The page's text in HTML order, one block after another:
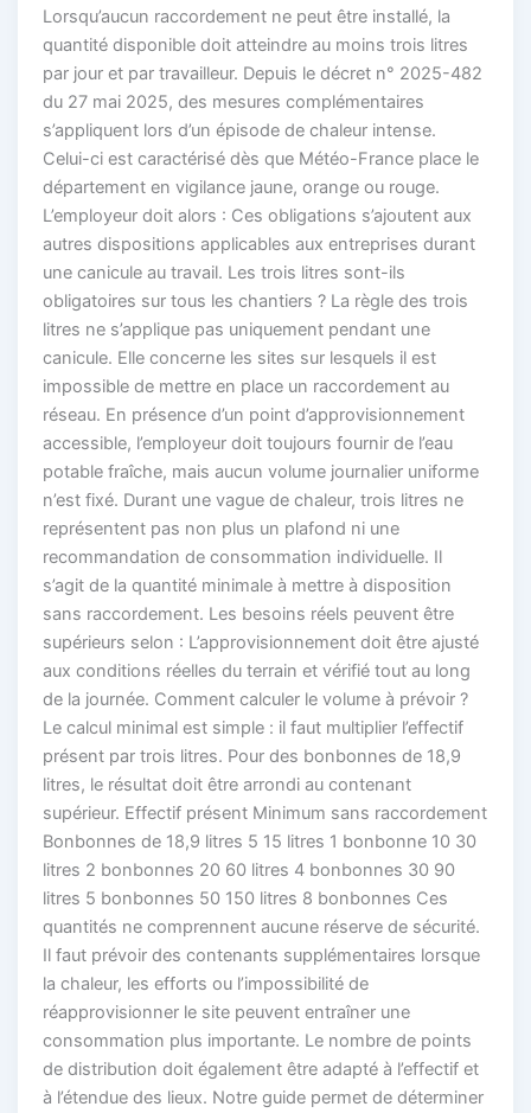
Lorsqu’aucun raccordement ne peut être installé, la
quantité disponible doit atteindre au moins trois litres
par jour et par travailleur. Depuis le décret n° 2025-482
du 27 mai 2025, des mesures complémentaires
s’appliquent lors d’un épisode de chaleur intense.
Celui-ci est caractérisé dès que Météo-France place le
département en vigilance jaune, orange ou rouge.
L’employeur doit alors : Ces obligations s’ajoutent aux
autres dispositions applicables aux entreprises durant
une canicule au travail. Les trois litres sont-ils
obligatoires sur tous les chantiers ? La règle des trois
litres ne s’applique pas uniquement pendant une
canicule. Elle concerne les sites sur lesquels il est
impossible de mettre en place un raccordement au
réseau. En présence d’un point d’approvisionnement
accessible, l’employeur doit toujours fournir de l’eau
potable fraîche, mais aucun volume journalier uniforme
n’est fixé. Durant une vague de chaleur, trois litres ne
représentent pas non plus un plafond ni une
recommandation de consommation individuelle. Il
s’agit de la quantité minimale à mettre à disposition
sans raccordement. Les besoins réels peuvent être
supérieurs selon : L’approvisionnement doit être ajusté
aux conditions réelles du terrain et vérifié tout au long
de la journée. Comment calculer le volume à prévoir ?
Le calcul minimal est simple : il faut multiplier l’effectif
présent par trois litres. Pour des bonbonnes de 18,9
litres, le résultat doit être arrondi au contenant
supérieur. Effectif présent Minimum sans raccordement
Bonbonnes de 18,9 litres 5 15 litres 1 bonbonne 10 30
litres 2 bonbonnes 20 60 litres 4 bonbonnes 30 90
litres 5 bonbonnes 50 150 litres 8 bonbonnes Ces
quantités ne comprennent aucune réserve de sécurité.
Il faut prévoir des contenants supplémentaires lorsque
la chaleur, les efforts ou l’impossibilité de
réapprovisionner le site peuvent entraîner une
consommation plus importante. Le nombre de points
de distribution doit également être adapté à l’effectif et
à l’étendue des lieux. Notre guide permet de déterminer